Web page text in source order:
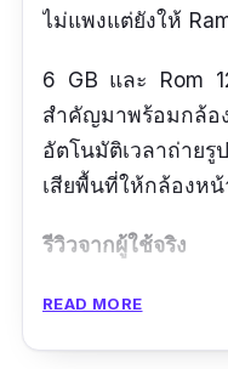
ไม่แพงแต่ยังให้
6 GB และ Rom
สำคัญมาพร้อมกล้อ
อัตโนมัติเวลาถ่าย
เสียพื้นที่ให้กล้องห
รีวิวจากผู้ใช้จริง
กล้องหน้าเทพจ
READ MORE